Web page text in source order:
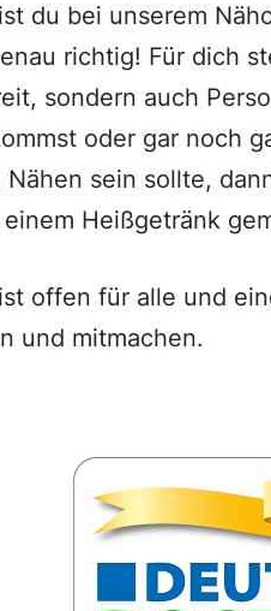
du bei unserem
richtig! Für dich
sondern auch
oder gar noch
sein sollte,
Heißgetränk
offen für alle und
und mitmachen.